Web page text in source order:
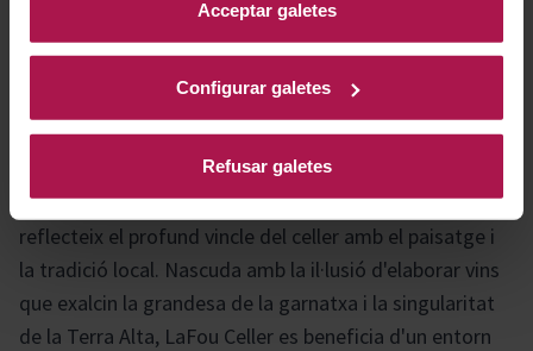
Acceptar galetes
Configurar galetes
Refusar galetes
LaFou és un petit celler fundat el 2007 per Ramón
Terra Alta, a escassos quilòmetres de la frontera amb
Aragó. El seu nom, inspirat en el terme “Fou” —que fa
referència a les gorges i barrancs per on discorren els
cursos fluvials tan característics de la regió—,
reflecteix el profund vincle del celler amb el paisatge i
la tradició local. Nascuda amb la il·lusió d'elaborar vins
que exalcin la grandesa de la garnatxa i la singularitat
de la Terra Alta, LaFou Celler es beneficia d'un entorn